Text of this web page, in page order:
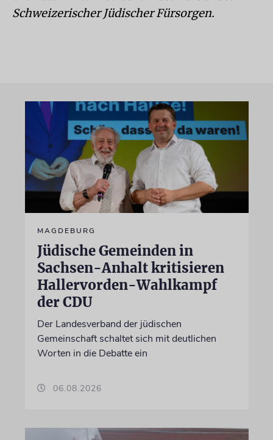
Schweizerischer Jüdischer Fürsorgen.
MAGDEBURG
Jüdische Gemeinden in
Sachsen-Anhalt kritisieren
Hallervorden-Wahlkampf
der CDU
Der Landesverband der jüdischen
Gemeinschaft schaltet sich mit deutlichen
Worten in die Debatte ein
06.08.2026